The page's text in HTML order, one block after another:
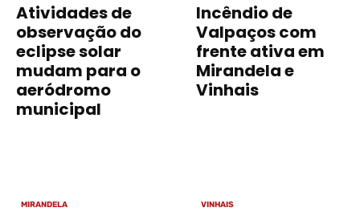
Atividades de
observação do
eclipse solar
mudam para o
aeródromo
municipal
Incêndio de
Valpaços com
frente ativa em
Mirandela e
Vinhais
MIRANDELA VINHAIS